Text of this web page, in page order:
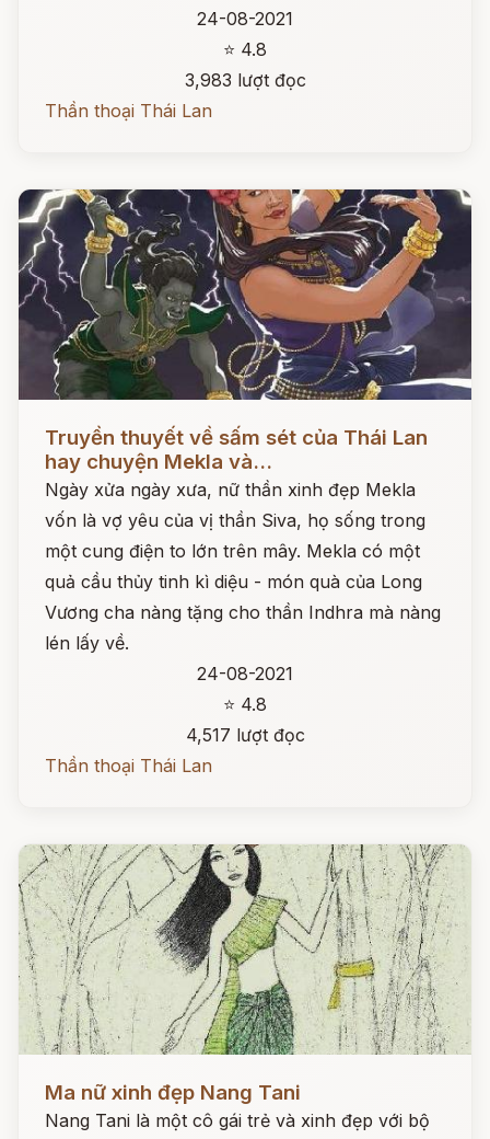
24-08-2021
⭐ 4.8
3,983 lượt đọc
Thần thoại Thái Lan
Đọc ngay
Truyền thuyết về sấm sét của Thái Lan
hay chuyện Mekla và...
Ngày xửa ngày xưa, nữ thần xinh đẹp Mekla
vốn là vợ yêu của vị thần Siva, họ sống trong
một cung điện to lớn trên mây. Mekla có một
quả cầu thủy tinh kì diệu - món quà của Long
Vương cha nàng tặng cho thần Indhra mà nàng
lén lấy về.
24-08-2021
⭐ 4.8
4,517 lượt đọc
Thần thoại Thái Lan
Ma nữ xinh đẹp Nang Tani
Nang Tani là một cô gái trẻ và xinh đẹp với bộ